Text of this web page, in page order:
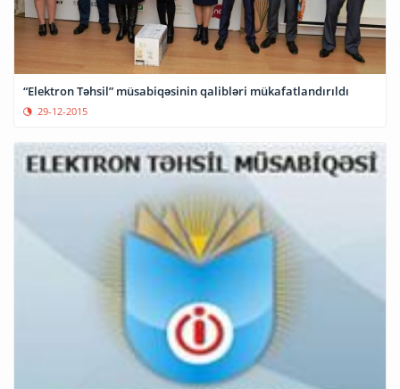
“Elektron Təhsil” müsabiqəsinin qalibləri mükafatlandırıldı
29-12-2015